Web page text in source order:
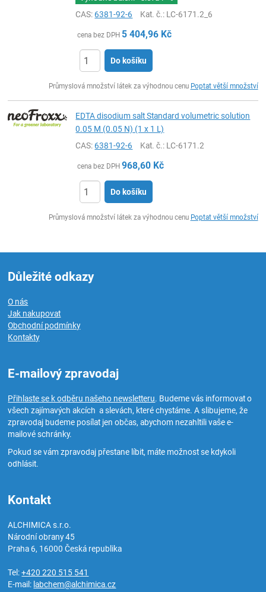
CAS:6381-92-6 Kat. č.: LC-6171.2_6
cena bez DPH 5 404,96 Kč
Do košíku
Průmyslová množství látek za výhodnou cenu Poptat větší množství
EDTA disodium salt Standard volumetric solution
0.05 M (0.05 N) (1 x 1 L)
CAS:6381-92-6 Kat. č.: LC-6171.2
cena bez DPH 968,60 Kč
Do košíku
Průmyslová množství látek za výhodnou cenu Poptat větší množství
Důležité odkazy
O nás
Jak nakupovat
Obchodní podmínky
Kontakty
E-mailový zpravodaj
Přihlaste se k odběru našeho newsletteru. Budeme vás informovat o
všech zajímavých akcích a slevách, které chystáme. A slibujeme, že
zpravodaj budeme posílat jen občas, abychom nezahltili vaše e-
mailové schránky.
Pokud se vám zpravodaj přestane líbit, máte možnost se kdykoli
odhlásit.
Kontakt
ALCHIMICA s.r.o.
Národní obrany 45
Praha 6, 16000Česká republika
Tel:+420 220 515 541
E-mail: labchem@alchimica.cz